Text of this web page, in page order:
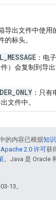
导出文件中使用
的标头。
：电
）会复制到导
：只
文件中。
的内容已根据知
Apache 2.0 许可获
。Java 是 Oracle
13。